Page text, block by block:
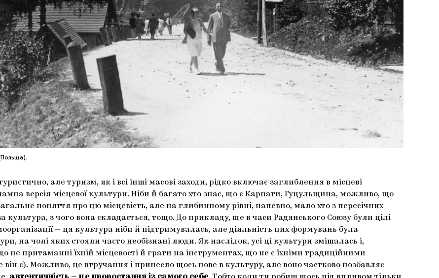
але туризм, як і всі інші масові заходи, рідко включає заглиблення в місцеві
версія місцевої культури. Ніби й багато хто знає, що є Карпати, Гуцульщина, можливо, що
поняття про цю місцевість, але на глибинному рівні, напевно, мало хто з пересічних
з чого вона складається, тощо. До прикладу, ще в часи Радянського Союзу були цілі
— ця культура ніби й підтримувалась, але діяльність цих формувань була
на чолі яких стояли часто необізнані люди. Як наслідок, усі ці культури змішалась і,
не притаманні їхній місцевості й грати на інструментах, що не є їхніми традиційними
є). Можливо, це втручання і принесло щось нове в культуру, але воно частково позбавляє